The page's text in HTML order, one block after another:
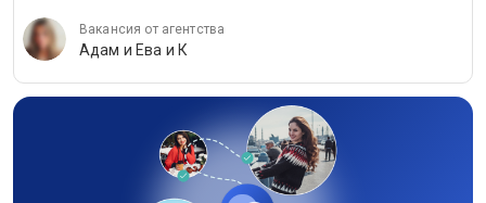
Вакансия от агентства
Адам и Ева и К